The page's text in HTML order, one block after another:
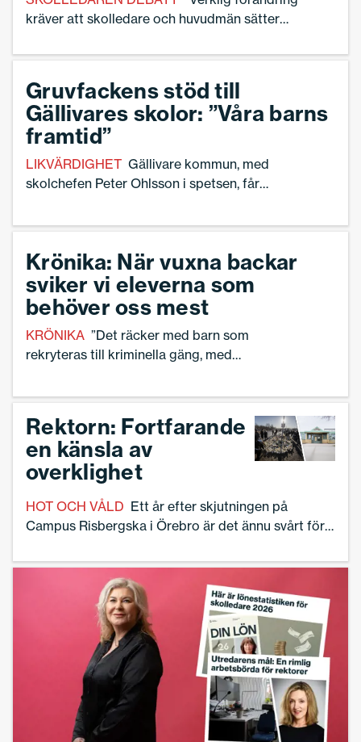
kräver att skolledare och huvudmän sätter
skriver Helena Wallberg och Maja Lindqvist, leg
Gruvfackens stöd till
Gällivares skolor: ”Våra barns
framtid”
LIKVÄRDIGHET Gällivare kommun, med
skolchefen Peter Ohlsson i spetsen, får
den krisartade situationen för
Krönika: När vuxna backar
sviker vi eleverna som
behöver oss mest
KRÖNIKA ”Det räcker med barn som
rekryteras till kriminella gäng, med
in – och fastnar i – utanförskap”, skriver
Rektorn: Fortfarande
en känsla av
overklighet
HOT OCH VÅLD Ett år efter skjutningen på
Campus Risbergska i Örebro är det ännu svårt för